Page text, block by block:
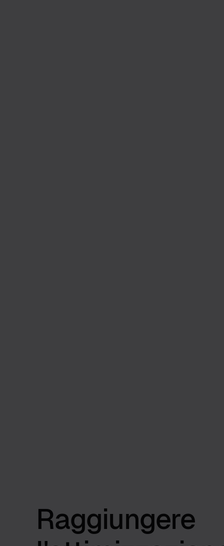
Raggiungere